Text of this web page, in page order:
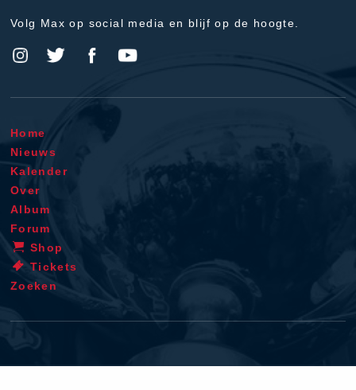
Volg Max op social media en blijf op de hoogte.
Home
Nieuws
Kalender
Over
Album
Forum
Shop
Tickets
Zoeken